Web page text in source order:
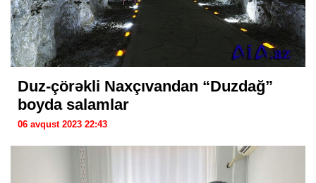
Duz-çörəkli Naxçıvandan “Duzdağ”
boyda salamlar
06 avqust 2023 22:43